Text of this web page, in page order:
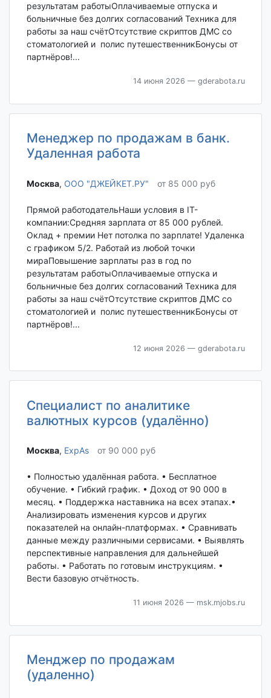
результатам работыОплачиваемые отпуска и
больничные без долгих согласований Техника для
работы за наш счётОтсутствие скриптов ДМС со
стоматологией и полис путешественникБонусы от
партнёров!...
14 июня 2026 — gderabota.ru
Менеджер по продажам в банк.
Удаленная работа
Москва‎, ООО "ДЖЕЙКЕТ.РУ" от 85 000 руб
Прямой работодательНаши условия в IT-
компании:Средняя зарплата от 85 000 рублей.
Оклад + премии Нет потолка по зарплате! Удаленка
с графиком 5/2. Работай из любой точки
мираПовышение зарплаты раз в год по
результатам работыОплачиваемые отпуска и
больничные без долгих согласований Техника для
работы за наш счётОтсутствие скриптов ДМС со
стоматологией и полис путешественникБонусы от
партнёров!...
12 июня 2026 — gderabota.ru
Специалист по аналитике
валютных курсов (удалённо)
Москва‎, ExpAs от 90 000 руб
• Полностью удалённая работа. • Бесплатное
обучение. • Гибкий график. • Доход от 90 000 в
месяц. • Поддержка наставника на всех этапах.•
Анализировать изменения курсов и других
показателей на онлайн-платформах. • Сравнивать
данные между различными сервисами. • Выявлять
перспективные направления для дальнейшей
работы. • Работать по готовым инструкциям. •
Вести базовую отчётность.
11 июня 2026 — msk.mjobs.ru
Менджер по продажам
(удаленно)